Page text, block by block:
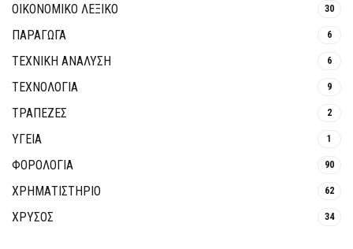
ΟΙΚΟΝΟΜΙΚΟ ΛΕΞΙΚΟ 30
ΠΑΡΑΓΩΓΑ 6
ΤΕΧΝΙΚΗ ΑΝΑΛΥΣΗ 6
ΤΕΧΝΟΛΟΓΙΑ 9
ΤΡΆΠΕΖΕΣ 2
ΥΓΕΙΑ 1
ΦΟΡΟΛΟΓΙΑ 90
ΧΡΗΜΑΤΙΣΤΗΡΙΟ 62
ΧΡΥΣΟΣ 34